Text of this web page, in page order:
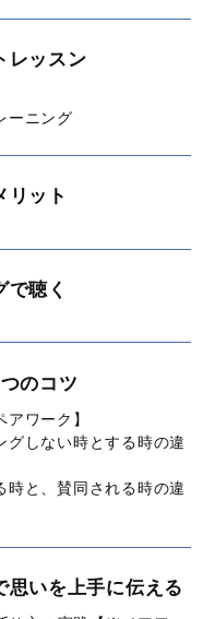
トレッスン
ーニング
リット
で聴く
つのコツ
ワーク】
グしない時とする時の違
時と、賛同される時の違
思いを上手に伝える